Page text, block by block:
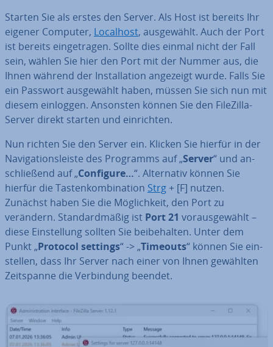
Starten Sie als erstes den Server. Als Host ist bereits Ihr
eigener Computer, Localhost, aus­ge­wählt. Auch der Port
ist bereits ein­ge­tra­gen. Sollte dies einmal nicht der Fall
sein, wählen Sie hier den Port mit der Nummer aus, die
Ihnen während der In­stal­la­ti­on angezeigt wurde. Falls Sie
ein Passwort aus­ge­wählt haben, müssen Sie sich nun mit
diesem einloggen. Ansonsten können Sie den FileZilla-
Server direkt starten und ein­rich­ten.
Nun richten Sie den Server ein. Klicken Sie hierfür in der
Na­vi­ga­ti­ons­leis­te des Programms auf „Server“ und an­
schlie­ßend auf „Configure…“. Al­ter­na­tiv können Sie
hierfür die Tas­ten­kom­bi­na­ti­on Strg + [F] nutzen.
Zunächst haben Sie die Mög­lich­keit, den Port zu
verändern. Stan­dard­mä­ßig ist Port 21 vor­ausge­wählt –
diese Ein­stel­lung sollten Sie bei­be­hal­ten. Unter dem
Punkt „Protocol settings“ -> „Timeouts“ können Sie ein­
stel­len, dass Ihr Server nach einer von Ihnen gewählten
Zeit­span­ne die Ver­bin­dung beendet.